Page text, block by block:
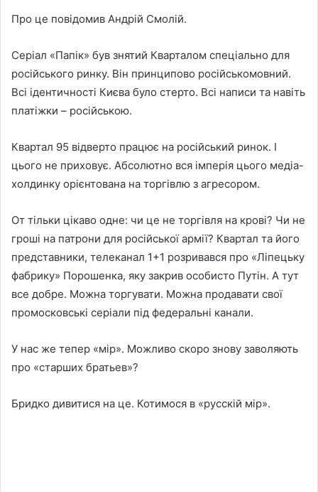
Про це повідомив Андрій Смолій.
Серіал «Папік» був знятий Кварталом спеціально для
російського ринку. Він принципово російськомовний.
Всі ідентичності Києва було стерто. Всі написи та навіть
платіжки – російською.
Квартал 95 відверто працює на російський ринок. І
цього не приховує. Абсолютно вся імперія цього медіа-
холдинку орієнтована на торгівлю з агресором.
От тільки цікаво одне: чи це не торгівля на крові? Чи не
гроші на патрони для російської армії? Квартал та його
представники, телеканал 1+1 розривався про «Ліпецьку
фабрику» Порошенка, яку закрив особисто Путін. А тут
все добре. Можна торгувати. Можна продавати свої
промосковські серіали під федеральні канали.
У нас же тепер «мір». Можливо скоро знову заволяють
про «старших братьев»?
Бридко дивитися на це. Котимося в «русскій мір».